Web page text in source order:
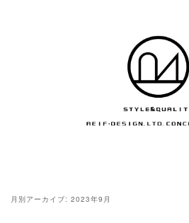
月別アーカイブ: 2023年9月